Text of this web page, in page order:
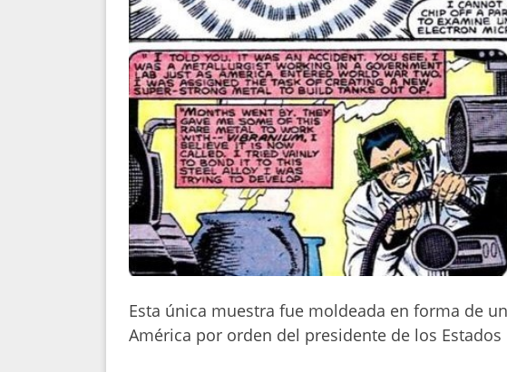
Esta única muestra fue moldeada en forma de
América por orden del presidente de los